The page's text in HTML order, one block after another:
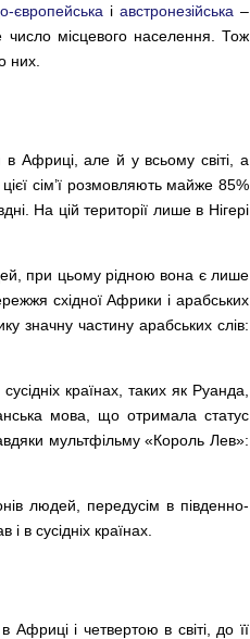
європейська і австронезійська –
число місцевого населення. Тож
них.
Африці, але й у всьому світі, а
сім’ї розмовляють майже 85%
На цій території лише в Нігері
при цьому рідною вона є лише
східної Африки і арабських
значну частину арабських слів:
країнах, таких як Руанда,
мова, що отримала статус
мультфільму «Король Лев»:
людей, передусім в південно-
в сусідніх країнах.
Африці і четвертою в світі, до її